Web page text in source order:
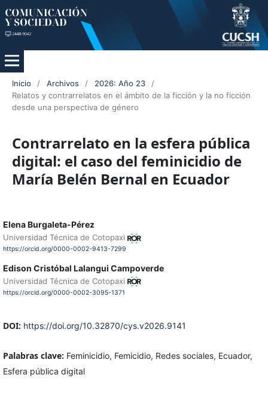
Inicio / Archivos / 2026: Año 23
/
Relatos y contrarrelatos en el ámbito de la ficción y la no ficción
desde una perspectiva de género
Contrarrelato en la esfera pública
digital: el caso del feminicidio de
María Belén Bernal en Ecuador
Elena Burgaleta-Pérez
Universidad Técnica de Cotopaxi
https://orcid.org/0000-0002-9413-7299
Edison Cristóbal Lalangui Campoverde
Universidad Técnica de Cotopaxi
https://orcid.org/0000-0002-3095-1371
DOI: https://doi.org/10.32870/cys.v2026.9141
Palabras clave: Feminicidio, Femicidio, Redes sociales, Ecuador,
Esfera pública digital